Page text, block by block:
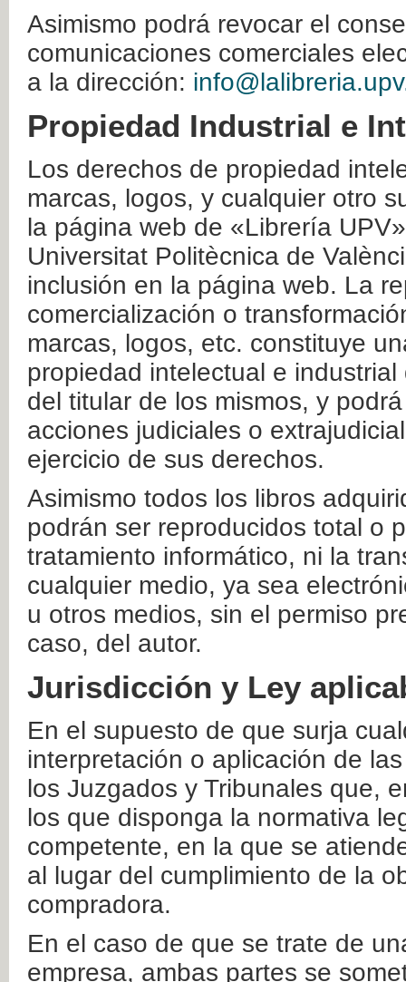
Asimismo podrá revocar el
comunicaciones comerciales
a la dirección:
Propiedad Industrial e
Los derechos de propiedad
marcas, logos, y cualquier otro
la página web de «Librería
Universitat Politècnica de
inclusión en la página web. La
comercialización o
marcas, logos, etc. constituye
propiedad intelectual e
del titular de los mismos, y
acciones judiciales o
ejercicio de sus derechos.
Asimismo todos los libros
podrán ser reproducidos total o
tratamiento informático, ni la
cualquier medio, ya sea
u otros medios, sin el permiso
caso, del autor.
Jurisdicción y Ley
En el supuesto de que surja
interpretación o aplicación de
los Juzgados y Tribunales que,
los que disponga la normativa
competente, en la que se
al lugar del cumplimiento de la
compradora.
En el caso de que se trate de
empresa, ambas partes se